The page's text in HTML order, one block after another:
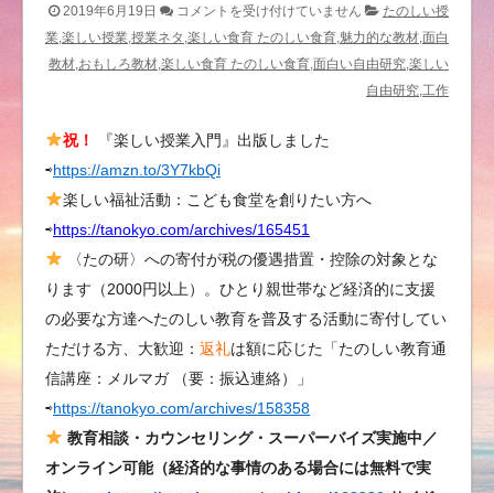
2019年6月19日
考
え
て
う
重
さ
ど
る
の？
は
コメントを受け付けていません
たのしい授
業,楽しい授業,授業ネタ,楽しい食育 たのしい食育,魅力的な教材,面白
教材,おもしろ教材,楽しい食育 たのしい食育,面白い自由研究,楽しい
自由研究,工作
祝！
『楽しい授業入門』出版しました
⇨https://amzn.to/3Y7kbQi
楽しい福祉活動：こども食堂を創りたい方へ
⇨https://tanokyo.com/archives/165451
〈たの研〉への寄付が税の優遇措置・控除の対象とな
ります（2000円以上）。ひとり親世帯など経済的に支援
の必要な方達へたのしい教育を普及する活動に寄付してい
ただける方、大歓迎： 返礼は額に応じた「たのしい教育通
信講座：メルマガ （要：振込連絡）」
⇨https://tanokyo.com/archives/158358
教育相談・カウンセリング・スーパーバイズ実施中／
オンライン可能（経済的な事情のある場合には無料で実